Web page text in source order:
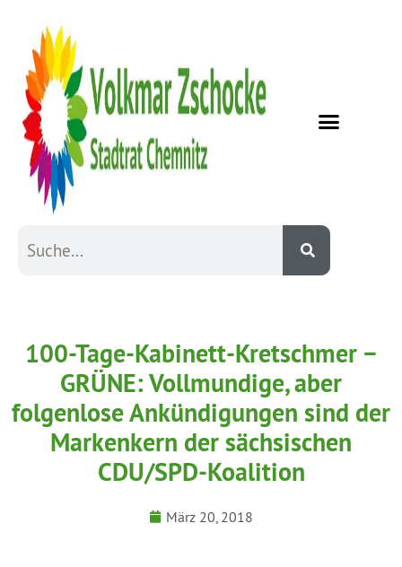
100-Tage-Kabinett-Kretschmer −
GRÜNE: Vollmundige, aber
folgenlose Ankündigungen sind der
Markenkern der sächsischen
CDU/SPD-Koalition
März 20, 2018